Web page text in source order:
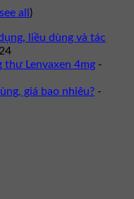
see all)
liều dùng và tác
thư Lenvaxen 4mg -
giá bao nhiêu? -